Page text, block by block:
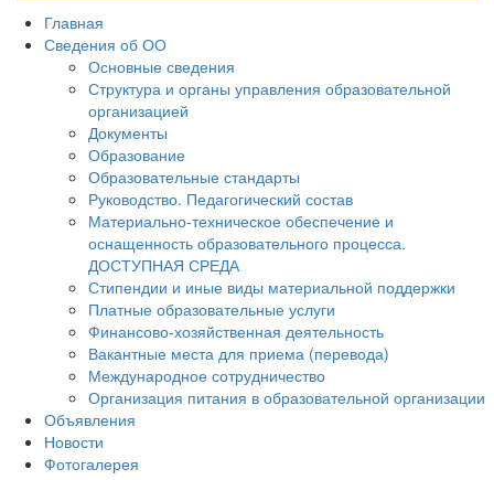
Главная
Сведения об ОО
Основные сведения
Структура и органы управления образовательной
организацией
Документы
Образование
Образовательные стандарты
Руководство. Педагогический состав
Материально-техническое обеспечение и
оснащенность образовательного процесса.
ДОСТУПНАЯ СРЕДА
Стипендии и иные виды материальной поддержки
Платные образовательные услуги
Финансово-хозяйственная деятельность
Вакантные места для приема (перевода)
Международное сотрудничество
Организация питания в образовательной организации
Объявления
Новости
Фотогалерея